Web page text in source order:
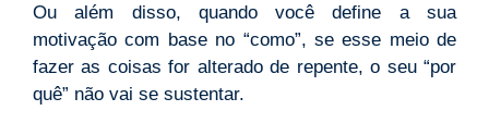
Ou além disso, quando você define a sua
motivação com base no “como”, se esse meio de
fazer as coisas for alterado de repente, o seu “por
quê” não vai se sustentar.